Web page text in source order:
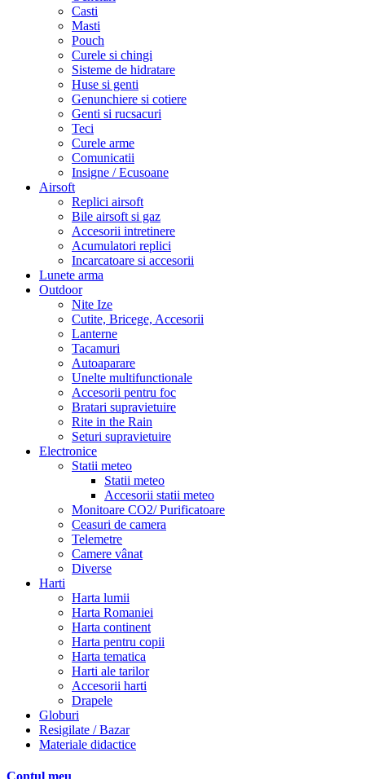
Casti
Masti
Pouch
Curele si chingi
Sisteme de hidratare
Huse si genti
Genunchiere si cotiere
Genti si rucsacuri
Teci
Curele arme
Comunicatii
Insigne / Ecusoane
Airsoft
Replici airsoft
Bile airsoft si gaz
Accesorii intretinere
Acumulatori replici
Incarcatoare si accesorii
Lunete arma
Outdoor
Nite Ize
Cutite, Bricege, Accesorii
Lanterne
Tacamuri
Autoaparare
Unelte multifunctionale
Accesorii pentru foc
Bratari supravietuire
Rite in the Rain
Seturi supravietuire
Electronice
Statii meteo
Statii meteo
Accesorii statii meteo
Monitoare CO2/ Purificatoare
Ceasuri de camera
Telemetre
Camere vânat
Diverse
Harti
Harta lumii
Harta Romaniei
Harta continent
Harta pentru copii
Harta tematica
Harti ale tarilor
Accesorii harti
Drapele
Globuri
Resigilate / Bazar
Materiale didactice
Contul meu